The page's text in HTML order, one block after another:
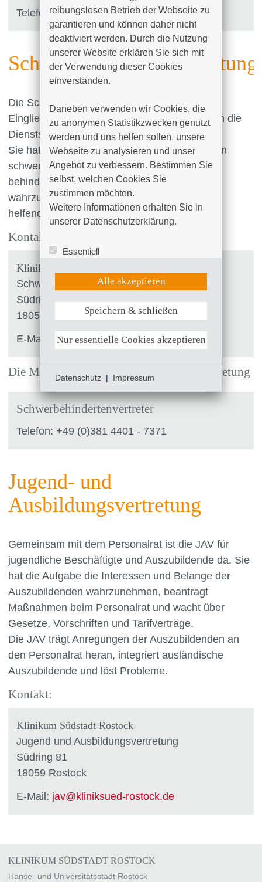
Telefon: +49 (0)381 4401 - 7083
Schwerbehindertenvertretung
Die Schwerbehindertenvertretung fördert die
Eingliederung schwerbehinderter Menschen in die
Dienststelle.
Sie hat die Aufgabe die besonderen Interessen
schwerbehinderter und Ihnen gleichgestellter
behinderter Beschäftigter in der Dienststelle
wahrzunehmen und steht Ihnen beratend und
helfend zur Seite.
Kontakt
Klinikum Südstadt Rostock
Schwerbehindertenvertretung
Südring 81
18059 Rostock
E-Mail:
sbv@kliniksued-rostock.de
Die Mitglieder der Schwerbehindertenvertretung
Schwerbehindertenvertreter
Telefon: +49 (0)381 4401 - 7371
Jugend- und
Ausbildungsvertretung
Gemeinsam mit dem Personalrat ist die JAV für
jugendliche Beschäftigte und Auszubildende da. Sie
hat die Aufgabe die Interessen und Belange der
Auszubildenden wahrzunehmen, beantragt
Maßnahmen beim Personalrat und wacht über
Gesetze, Vorschriften und Tarifverträge.
Die JAV trägt Anregungen der Auszubildenden an
den Personalrat heran, integriert ausländische
Auszubildende und löst Probleme.
Kontakt:
Klinikum Südstadt Rostock
Jugend und Ausbildungsvertretung
Südring 81
18059 Rostock
E-Mail: jav@kliniksued-rostock.de
KLINIKUM SÜDSTADT ROSTOCK
Hanse- und Universitätsstadt Rostock
reibungslosen Betrieb der Webseite zu
garantieren und können daher nicht
deaktiviert werden. Durch die Nutzung
unserer Website erklären Sie sich mit
der Verwendung dieser Cookies
einverstanden.
Daneben verwenden wir Cookies, die
zu anonymen Statistikzwecken genutzt
werden und uns helfen sollen, unsere
Webseite zu analysieren und unser
Angebot zu verbessern. Bestimmen Sie
selbst, welchen Cookies Sie
zustimmen möchten.
Weitere Informationen erhalten Sie in
unserer Datenschutzerklärung.
Essentiell
UX (Hotjar)
Weitere Informationen anzeigen
Alle akzeptieren
Speichern & schließen
Nur essentielle Cookies akzeptieren
Datenschutz | Impressum